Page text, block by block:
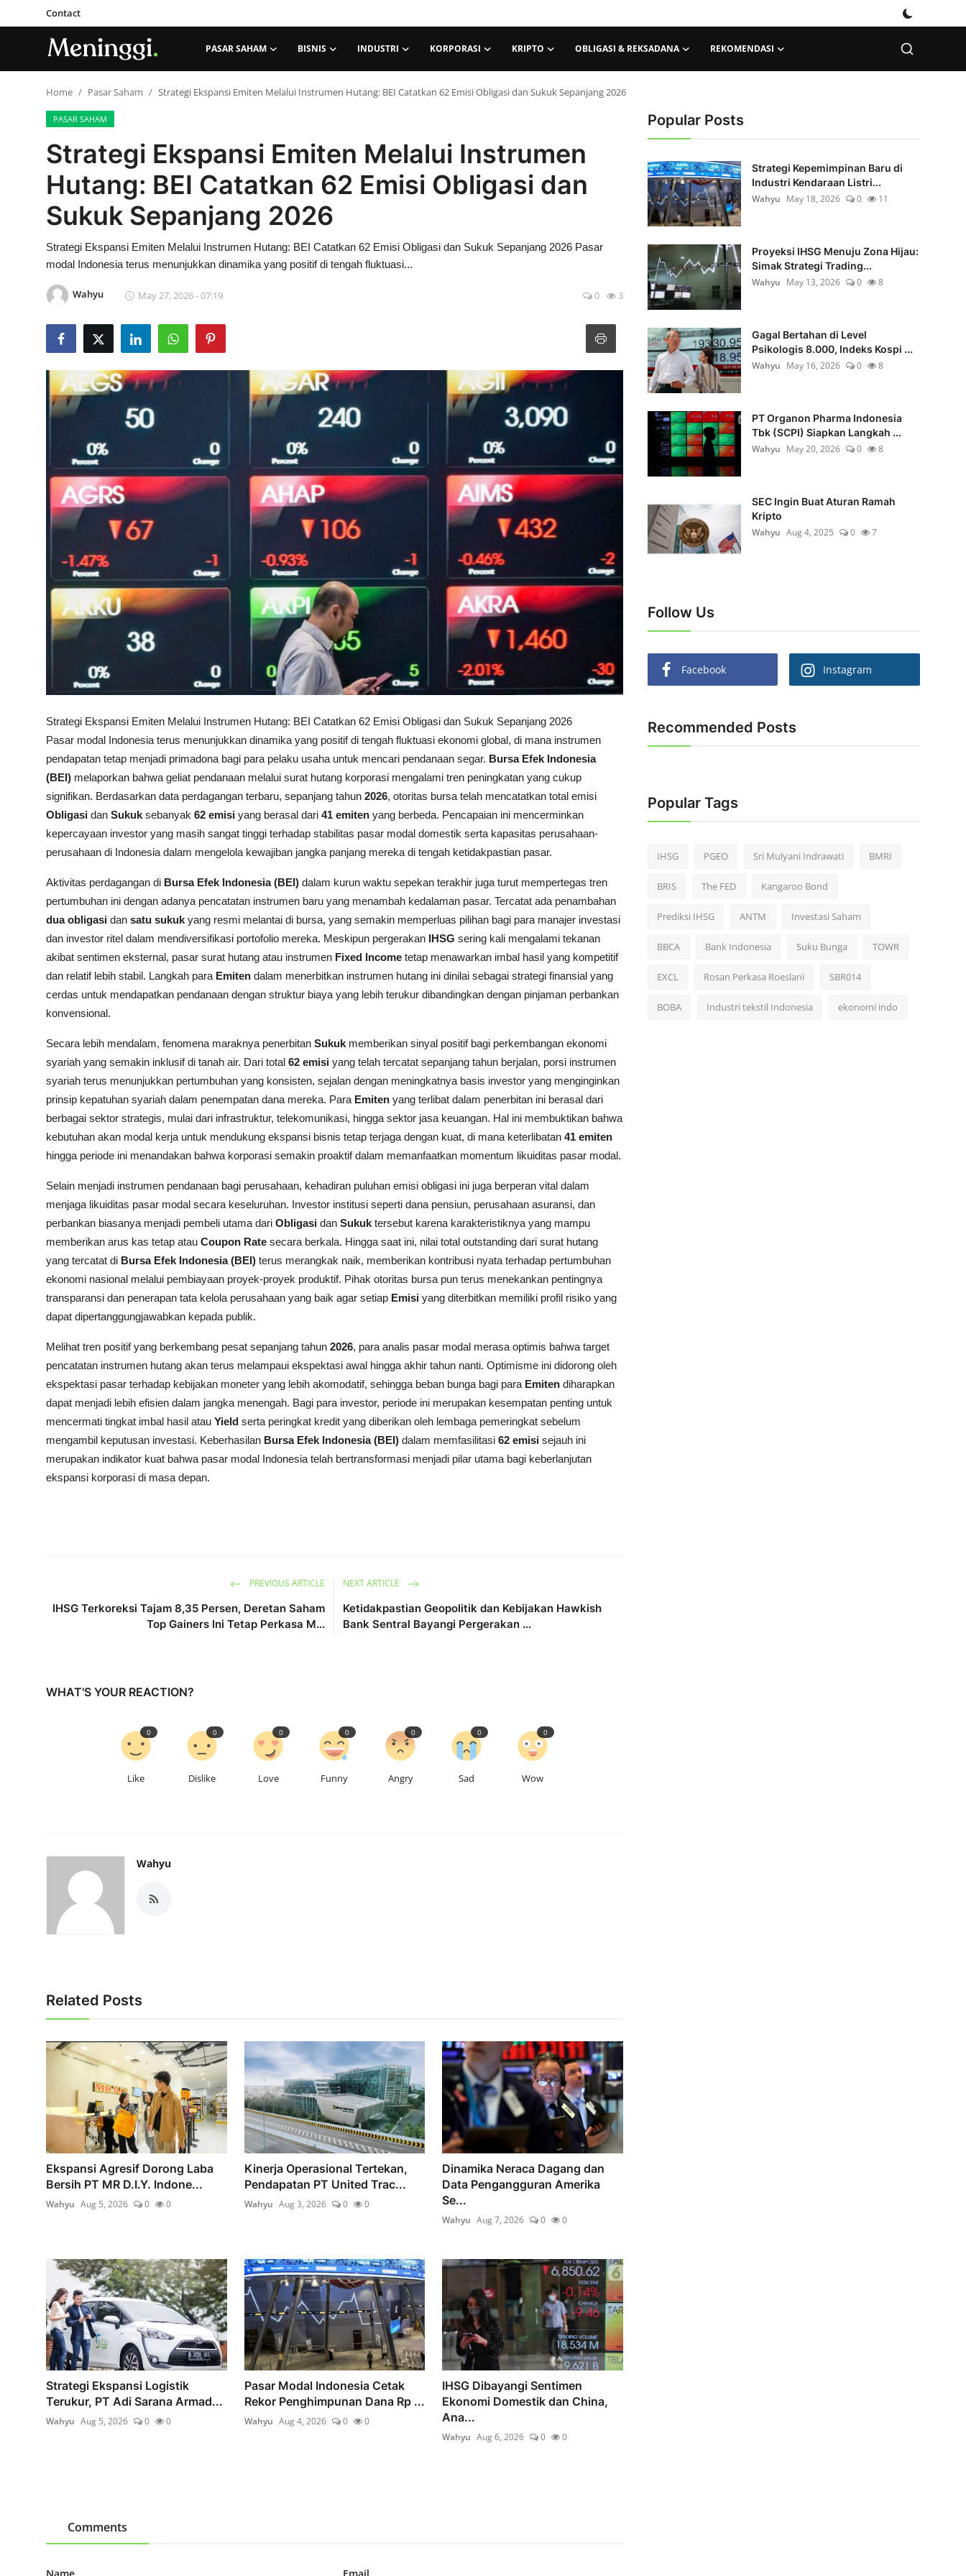
Contact
PASAR SAHAM BISNIS INDUSTRI KORPORASI KRIPTO OBLIGASI & REKSADANA REKOMENDASI
Contact
Pasar Saham
Industri
Obligasi & Reksadana
Rekomendasi
Home Pasar Saham Strategi Ekspansi Emiten Melalui Instrumen Hutang: BEI Catatkan 62 Emisi Obligasi dan Sukuk Sepanjang 2026
PASAR SAHAM
Strategi Ekspansi Emiten Melalui Instrumen
Hutang: BEI Catatkan 62 Emisi Obligasi dan
Sukuk Sepanjang 2026
Strategi Ekspansi Emiten Melalui Instrumen Hutang: BEI Catatkan 62 Emisi Obligasi dan Sukuk Sepanjang 2026 Pasar
modal Indonesia terus menunjukkan dinamika yang positif di tengah fluktuasi...
Wahyu May 27, 2026 - 07:19 0 3
Strategi Ekspansi Emiten Melalui Instrumen Hutang: BEI Catatkan 62 Emisi Obligasi dan Sukuk Sepanjang 2026
Pasar modal Indonesia terus menunjukkan dinamika yang positif di tengah fluktuasi ekonomi global, di mana instrumen
pendapatan tetap menjadi primadona bagi para pelaku usaha untuk mencari pendanaan segar. Bursa Efek Indonesia
(BEI) melaporkan bahwa geliat pendanaan melalui surat hutang korporasi mengalami tren peningkatan yang cukup
signifikan. Berdasarkan data perdagangan terbaru, sepanjang tahun 2026, otoritas bursa telah mencatatkan total emisi
Obligasi dan Sukuk sebanyak 62 emisi yang berasal dari 41 emiten yang berbeda. Pencapaian ini mencerminkan
kepercayaan investor yang masih sangat tinggi terhadap stabilitas pasar modal domestik serta kapasitas perusahaan-
perusahaan di Indonesia dalam mengelola kewajiban jangka panjang mereka di tengah ketidakpastian pasar.
Aktivitas perdagangan di Bursa Efek Indonesia (BEI) dalam kurun waktu sepekan terakhir juga turut mempertegas tren
pertumbuhan ini dengan adanya pencatatan instrumen baru yang menambah kedalaman pasar. Tercatat ada penambahan
dua obligasi dan satu sukuk yang resmi melantai di bursa, yang semakin memperluas pilihan bagi para manajer investasi
dan investor ritel dalam mendiversifikasi portofolio mereka. Meskipun pergerakan IHSG sering kali mengalami tekanan
akibat sentimen eksternal, pasar surat hutang atau instrumen Fixed Income tetap menawarkan imbal hasil yang kompetitif
dan relatif lebih stabil. Langkah para Emiten dalam menerbitkan instrumen hutang ini dinilai sebagai strategi finansial yang
cerdas untuk mendapatkan pendanaan dengan struktur biaya yang lebih terukur dibandingkan dengan pinjaman perbankan
konvensional.
Secara lebih mendalam, fenomena maraknya penerbitan Sukuk memberikan sinyal positif bagi perkembangan ekonomi
syariah yang semakin inklusif di tanah air. Dari total 62 emisi yang telah tercatat sepanjang tahun berjalan, porsi instrumen
syariah terus menunjukkan pertumbuhan yang konsisten, sejalan dengan meningkatnya basis investor yang menginginkan
prinsip kepatuhan syariah dalam penempatan dana mereka. Para Emiten yang terlibat dalam penerbitan ini berasal dari
berbagai sektor strategis, mulai dari infrastruktur, telekomunikasi, hingga sektor jasa keuangan. Hal ini membuktikan bahwa
kebutuhan akan modal kerja untuk mendukung ekspansi bisnis tetap terjaga dengan kuat, di mana keterlibatan 41 emiten
hingga periode ini menandakan bahwa korporasi semakin proaktif dalam memanfaatkan momentum likuiditas pasar modal.
Selain menjadi instrumen pendanaan bagi perusahaan, kehadiran puluhan emisi obligasi ini juga berperan vital dalam
menjaga likuiditas pasar modal secara keseluruhan. Investor institusi seperti dana pensiun, perusahaan asuransi, dan
perbankan biasanya menjadi pembeli utama dari Obligasi dan Sukuk tersebut karena karakteristiknya yang mampu
memberikan arus kas tetap atau Coupon Rate secara berkala. Hingga saat ini, nilai total outstanding dari surat hutang
yang tercatat di Bursa Efek Indonesia (BEI) terus merangkak naik, memberikan kontribusi nyata terhadap pertumbuhan
ekonomi nasional melalui pembiayaan proyek-proyek produktif. Pihak otoritas bursa pun terus menekankan pentingnya
transparansi dan penerapan tata kelola perusahaan yang baik agar setiap Emisi yang diterbitkan memiliki profil risiko yang
dapat dipertanggungjawabkan kepada publik.
Melihat tren positif yang berkembang pesat sepanjang tahun 2026, para analis pasar modal merasa optimis bahwa target
pencatatan instrumen hutang akan terus melampaui ekspektasi awal hingga akhir tahun nanti. Optimisme ini didorong oleh
ekspektasi pasar terhadap kebijakan moneter yang lebih akomodatif, sehingga beban bunga bagi para Emiten diharapkan
dapat menjadi lebih efisien dalam jangka menengah. Bagi para investor, periode ini merupakan kesempatan penting untuk
mencermati tingkat imbal hasil atau Yield serta peringkat kredit yang diberikan oleh lembaga pemeringkat sebelum
mengambil keputusan investasi. Keberhasilan Bursa Efek Indonesia (BEI) dalam memfasilitasi 62 emisi sejauh ini
merupakan indikator kuat bahwa pasar modal Indonesia telah bertransformasi menjadi pilar utama bagi keberlanjutan
ekspansi korporasi di masa depan.
PREVIOUS ARTICLE
IHSG Terkoreksi Tajam 8,35 Persen, Deretan Saham
Top Gainers Ini Tetap Perkasa M...
NEXT ARTICLE
Ketidakpastian Geopolitik dan Kebijakan Hawkish
Bank Sentral Bayangi Pergerakan ...
WHAT'S YOUR REACTION?
Like
0
Dislike
0
Love
0
Funny
0
Angry
0
Sad
0
Wow
0
Wahyu
Related Posts
Ekspansi Agresif Dorong Laba
Bersih PT MR D.I.Y. Indone...
Wahyu Aug 5, 2026 0 0
Kinerja Operasional Tertekan,
Pendapatan PT United Trac...
Wahyu Aug 3, 2026 0 0
Dinamika Neraca Dagang dan
Data Pengangguran Amerika
Se...
Wahyu Aug 7, 2026 0 0
Strategi Ekspansi Logistik
Terukur, PT Adi Sarana Armad...
Wahyu Aug 5, 2026 0 0
Pasar Modal Indonesia Cetak
Rekor Penghimpunan Dana Rp ...
Wahyu Aug 4, 2026 0 0
IHSG Dibayangi Sentimen
Ekonomi Domestik dan China,
Ana...
Wahyu Aug 6, 2026 0 0
Comments
Popular Posts
Strategi Kepemimpinan Baru di
Industri Kendaraan Listri...
Wahyu May 18, 2026 0 11
Proyeksi IHSG Menuju Zona Hijau:
Simak Strategi Trading...
Wahyu May 13, 2026 0 8
Gagal Bertahan di Level
Psikologis 8.000, Indeks Kospi ...
Wahyu May 16, 2026 0 8
PT Organon Pharma Indonesia
Tbk (SCPI) Siapkan Langkah ...
Wahyu May 20, 2026 0 8
SEC Ingin Buat Aturan Ramah
Kripto
Wahyu Aug 4, 2025 0 7
Follow Us
Facebook Instagram
Recommended Posts
Popular Tags
IHSG PGEO Sri Mulyani Indrawati BMRI
BRIS The FED Kangaroo Bond
Prediksi IHSG ANTM Investasi Saham
BBCA Bank Indonesia Suku Bunga TOWR
EXCL Rosan Perkasa Roeslani SBR014
BOBA Industri tekstil Indonesia ekonomi indo